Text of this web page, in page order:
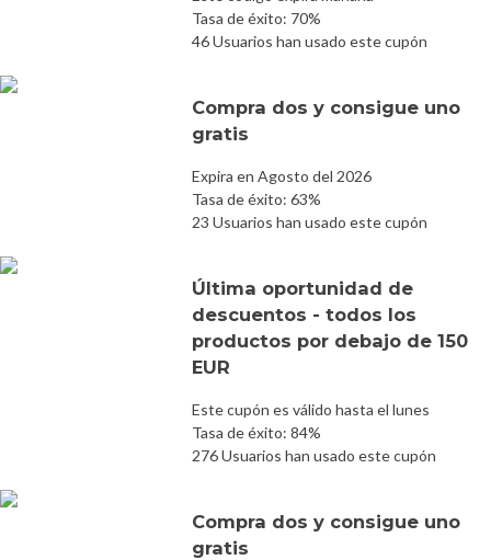
Tasa de éxito: 70%
46 Usuarios han usado este cupón
Compra dos y consigue uno
gratis
Expira en Agosto del 2026
Tasa de éxito: 63%
23 Usuarios han usado este cupón
Última oportunidad de
descuentos - todos los
productos por debajo de 150
EUR
Este cupón es válido hasta el lunes
Tasa de éxito: 84%
276 Usuarios han usado este cupón
Compra dos y consigue uno
gratis